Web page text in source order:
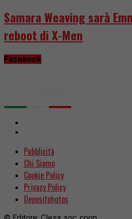
Samara Weaving sarà
reboot di X-Men
Facebook
Pubblicità
Chi Siamo
Cookie Policy
Privacy Policy
Depositphotos